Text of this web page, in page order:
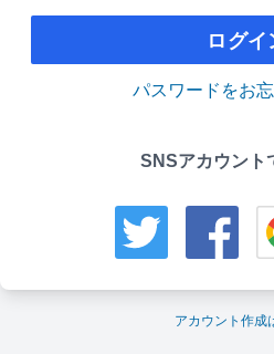
ログイ
パスワードをお
SNSアカウント
アカウント作成